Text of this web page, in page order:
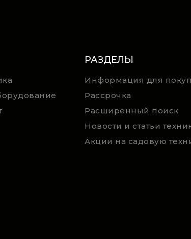
РАЗДЕЛЫ
Информация для
Рассрочка
Расширенный поиск